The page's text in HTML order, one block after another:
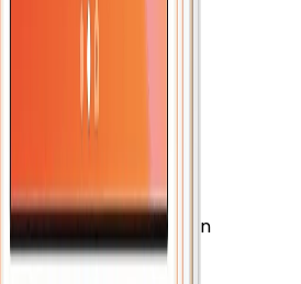
8 - 256 GB - Altın
8 Plus - 64 GB - Altın